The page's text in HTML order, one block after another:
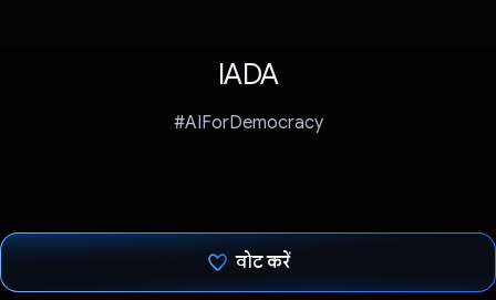
IADA
#AIForDemocracy
वोट करें